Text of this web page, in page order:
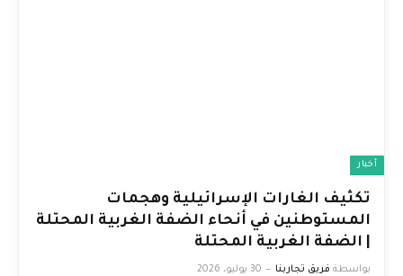
أخبار
تكثيف الغارات الإسرائيلية وهجمات
المستوطنين في أنحاء الضفة الغربية المحتلة
| الضفة الغربية المحتلة
بواسطة فريق تجاربنا 30 يوليو، 2026